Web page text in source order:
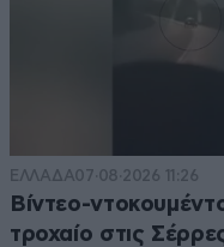
ΕΛΛΑΔΑ07·08·2026 11:26
Βίντεο-
τροχαίο στις